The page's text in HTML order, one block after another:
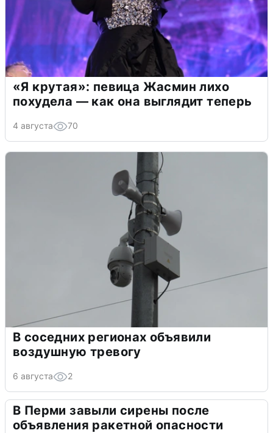
«Я крутая»: певица Жасмин лихо
похудела — как она выглядит теперь
4 августа 70
В соседних регионах объявили
воздушную тревогу
6 августа 2
В Перми завыли сирены после
объявления ракетной опасности